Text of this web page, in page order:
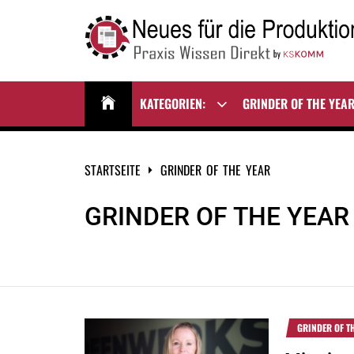
NEUES FÜR DIE
PRODUKTION
KATEGORIEN:
Show
menu
GRINDER OF THE YEAR
STARTSEITE GRINDER OF THE YEAR
GRINDER OF THE YEAR
GRINDER OF